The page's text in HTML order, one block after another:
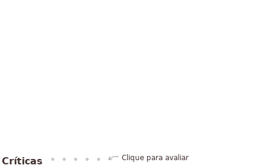
Críticas Clique para avaliar